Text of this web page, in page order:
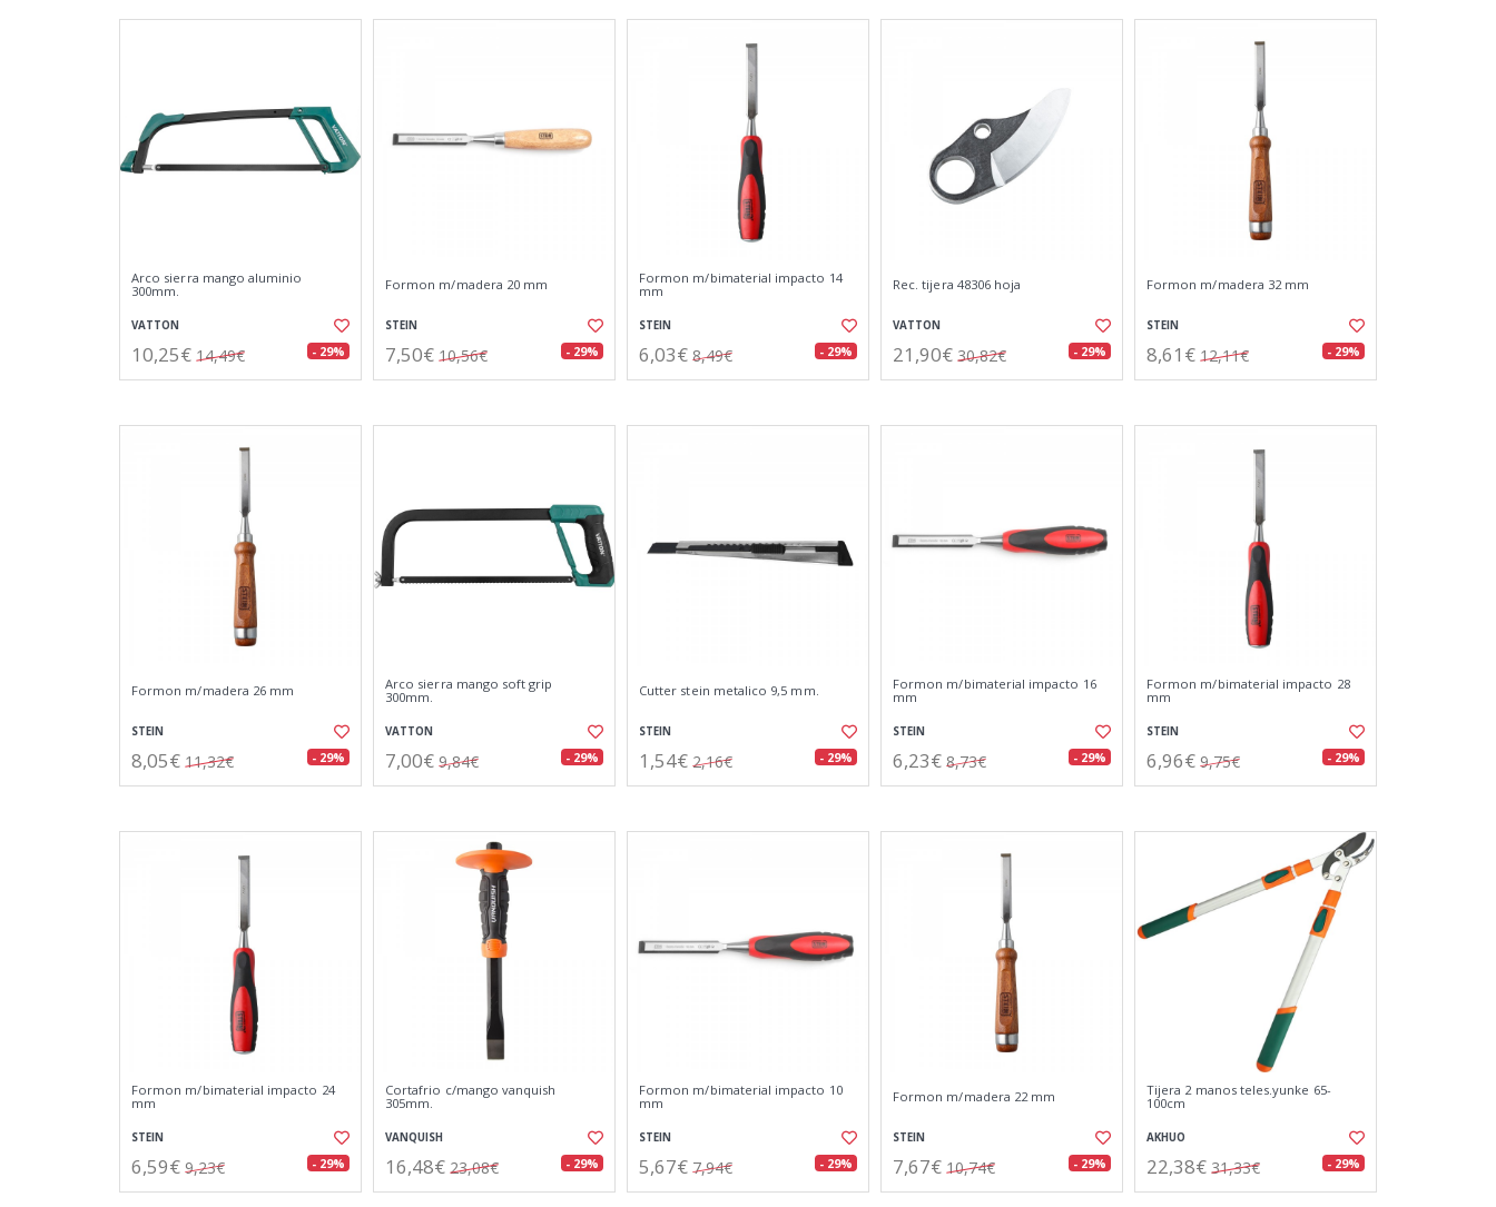
Arco sierra mango aluminio
300mm.
VATTON
10,25€ 14,49€ - 29%
Formon m/madera 20 mm
STEIN
7,50€ 10,56€ - 29%
Formon m/bimaterial impacto 14
mm
STEIN
6,03€ 8,49€ - 29%
Rec. tijera 48306 hoja
VATTON
21,90€ 30,82€ - 29%
Formon m/madera 32 mm
STEIN
8,61€ 12,11€ - 29%
Formon m/madera 26 mm
STEIN
8,05€ 11,32€ - 29%
Arco sierra mango soft grip
300mm.
VATTON
7,00€ 9,84€ - 29%
Cutter stein metalico 9,5 mm.
STEIN
1,54€ 2,16€ - 29%
Formon m/bimaterial impacto 16
mm
STEIN
6,23€ 8,73€ - 29%
Formon m/bimaterial impacto 28
mm
STEIN
6,96€ 9,75€ - 29%
Formon m/bimaterial impacto 24
mm
STEIN
6,59€ 9,23€ - 29%
Cortafrio c/mango vanquish
305mm.
VANQUISH
16,48€ 23,08€ - 29%
Formon m/bimaterial impacto 10
mm
STEIN
5,67€ 7,94€ - 29%
Formon m/madera 22 mm
STEIN
7,67€ 10,74€ - 29%
Tijera 2 manos teles.yunke 65-
100cm
AKHUO
22,38€ 31,33€ - 29%